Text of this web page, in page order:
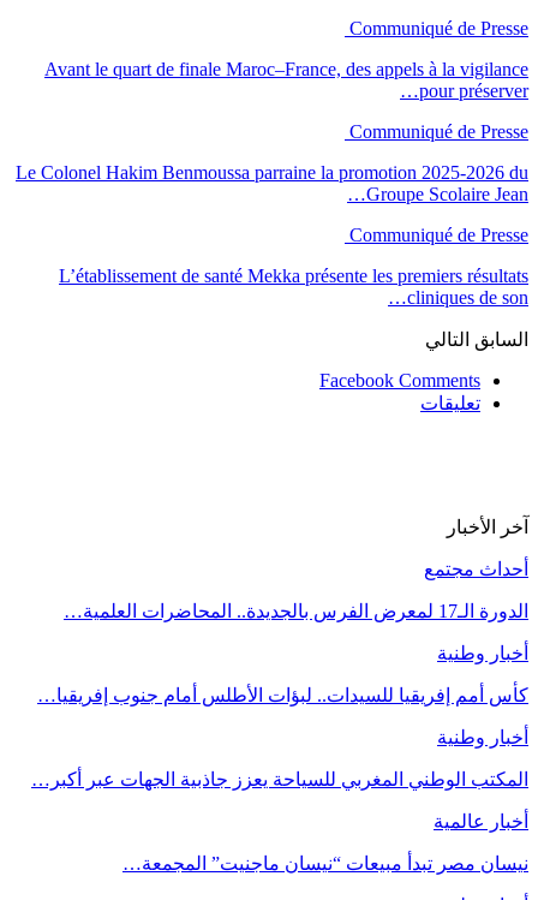
Communiqué de Presse
Avant le quart de finale Maroc–France, des appels à la vigilance
pour préserver…
Communiqué de Presse
Le Colonel Hakim Benmoussa parraine la promotion 2025-2026 du
Groupe Scolaire Jean…
Communiqué de Presse
L’établissement de santé Mekka présente les premiers résultats
cliniques de son…
السابق التالي
Facebook Comments
تعليقات
آخر الأخبار
أحداث مجتمع
الدورة الـ17 لمعرض الفرس بالجديدة.. المحاضرات العلمية…
أخبار وطنية
كأس أمم إفريقيا للسيدات.. لبؤات الأطلس أمام جنوب إفريقيا…
أخبار وطنية
المكتب الوطني المغربي للسياحة يعزز جاذبية الجهات عبر أكبر…
أخبار عالمية
نيسان مصر تبدأ مبيعات “نيسان ماجنيت” المجمعة…